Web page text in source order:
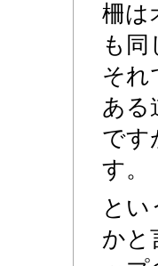
柵は
も
それ
ある
です
す。
とい
かと